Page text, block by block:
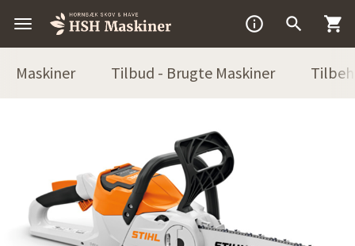
  
Maskiner Tilbud - Brugte Maskiner